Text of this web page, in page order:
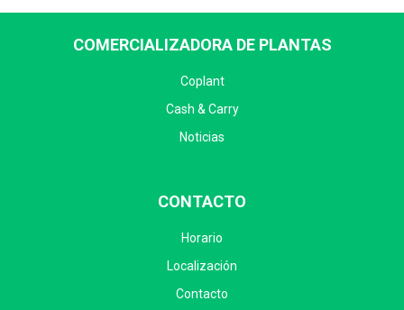
COMERCIALIZADORA DE PLANTAS
Coplant
Cash & Carry
Noticias
CONTACTO
Horario
Localización
Contacto